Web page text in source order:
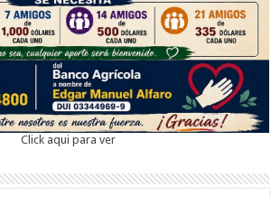
Click aqui para ver